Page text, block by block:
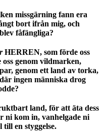
missgärning fann era
bort ifrån mig, och
fåfängliga?
HERREN, som förde oss
genom vildmarken,
genom ett land av torka,
ingen människa drog
land, för att äta dess
ni kom in, vanhelgade ni
en styggelse.